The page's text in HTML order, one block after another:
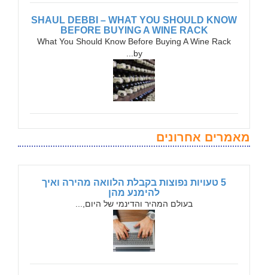
SHAUL DEBBI – WHAT YOU SHOULD KNOW
BEFORE BUYING A WINE RACK
What You Should Know Before Buying A Wine Rack
by...
מאמרים אחרונים
5 טעויות נפוצות בקבלת הלוואה מהירה ואיך
להימנע מהן
בעולם המהיר והדינמי של היום,...